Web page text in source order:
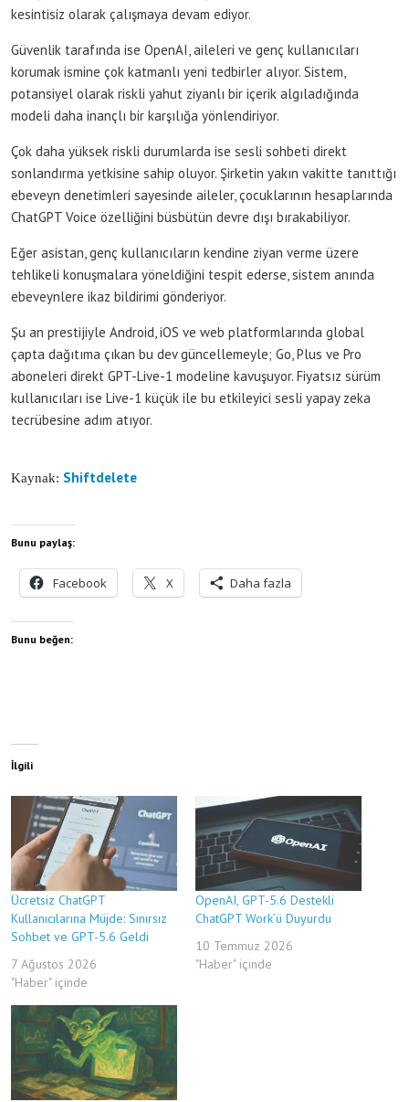
kesintisiz olarak çalışmaya devam ediyor.
Güvenlik tarafında ise OpenAI, aileleri ve genç kullanıcıları
korumak ismine çok katmanlı yeni tedbirler alıyor. Sistem,
potansiyel olarak riskli yahut ziyanlı bir içerik algıladığında
modeli daha inançlı bir karşılığa yönlendiriyor.
Çok daha yüksek riskli durumlarda ise sesli sohbeti direkt
sonlandırma yetkisine sahip oluyor. Şirketin yakın vakitte tanıttığı
ebeveyn denetimleri sayesinde aileler, çocuklarının hesaplarında
ChatGPT Voice özelliğini büsbütün devre dışı bırakabiliyor.
Eğer asistan, genç kullanıcıların kendine ziyan verme üzere
tehlikeli konuşmalara yöneldiğini tespit ederse, sistem anında
ebeveynlere ikaz bildirimi gönderiyor.
Şu an prestijiyle Android, iOS ve web platformlarında global
çapta dağıtıma çıkan bu dev güncellemeyle; Go, Plus ve Pro
aboneleri direkt GPT-Live-1 modeline kavuşuyor. Fiyatsız sürüm
kullanıcıları ise Live-1 küçük ile bu etkileyici sesli yapay zeka
tecrübesine adım atıyor.
Kaynak: Shiftdelete
Bunu paylaş:
Facebook X Daha fazla
Bunu beğen:
İlgili
Ücretsiz ChatGPT
Kullanıcılarına Müjde: Sınırsız
Sohbet ve GPT-5.6 Geldi
7 Ağustos 2026
"Haber" içinde
OpenAI, GPT-5.6 Destekli
ChatGPT Work’ü Duyurdu
10 Temmuz 2026
"Haber" içinde